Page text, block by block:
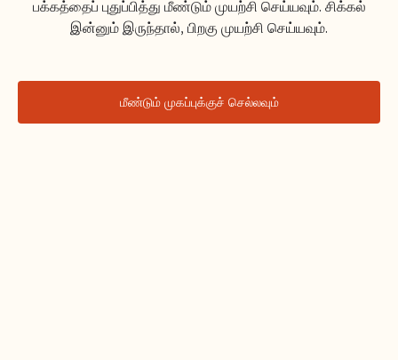
பக்கத்தைப் புதுப்பித்து மீண்டும் முயற்சி செய்யவும். சிக்கல்
இன்னும் இருந்தால், பிறகு முயற்சி செய்யவும்.
மீண்டும் முகப்புக்குச் செல்லவும்